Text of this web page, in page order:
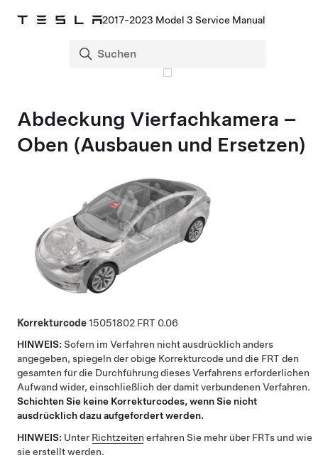
2017-2023 Model 3 Service Manual
Abdeckung Vierfachkamera –
Oben (Ausbauen und Ersetzen)
Korrekturcode15051802
0.06
HINWEIS: Sofern im Verfahren nicht ausdrücklich anders
angegeben, spiegeln der obige Korrekturcode und die FRT den
gesamten für die Durchführung dieses Verfahrens erforderlichen
Aufwand wider, einschließlich der damit verbundenen Verfahren.
Schichten Sie keine Korrekturcodes, wenn Sie nicht
ausdrücklich dazu aufgefordert werden.
HINWEIS: Unter Richtzeiten erfahren Sie mehr über FRTs und wie
sie erstellt werden.